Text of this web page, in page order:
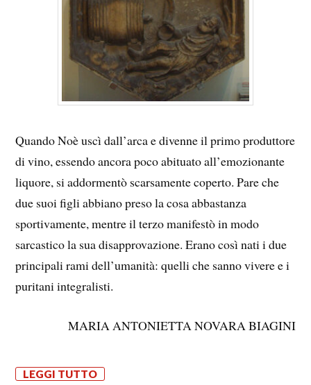
Quando Noè uscì dall’arca e divenne il primo produttore
di vino, essendo ancora poco abituato all’emozionante
liquore, si addormentò scarsamente coperto. Pare che
due suoi figli abbiano preso la cosa abbastanza
sportivamente, mentre il terzo manifestò in modo
sarcastico la sua disapprovazione. Erano così nati i due
principali rami dell’umanità: quelli che sanno vivere e i
puritani integralisti.
MARIA ANTONIETTA NOVARA BIAGINI
LEGGI TUTTO